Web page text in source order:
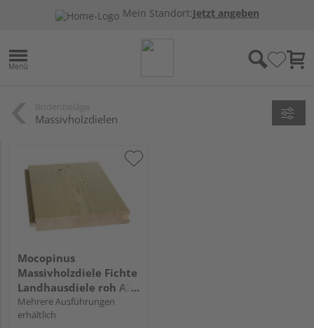
Mein Standort:Jetzt angeben
Massivholzdielen
Mocopinus
Massivholzdiele Fichte
Landhausdiele roh A2
FBF 00
Mehrere Ausführungen
erhältlich